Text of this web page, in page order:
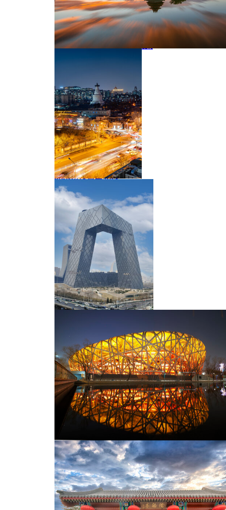
高视角下的国贸CBD与鸟巢
北京角楼日出朝霞
北京白塔寺业夜景竖版